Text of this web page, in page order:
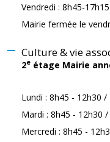
Vendredi : 8h45-17h15
Mairie fermée le
Culture & vie
2e étage Mairie
Lundi : 8h45 - 12h30
Mardi : 8h45 - 12h30
Mercredi : 8h45 -